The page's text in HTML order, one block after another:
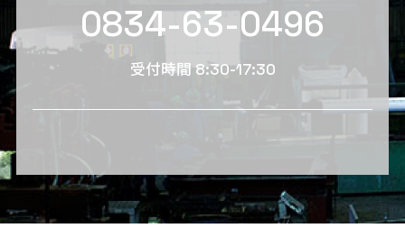
0834-63-0496
受付時間 8:30-17:30